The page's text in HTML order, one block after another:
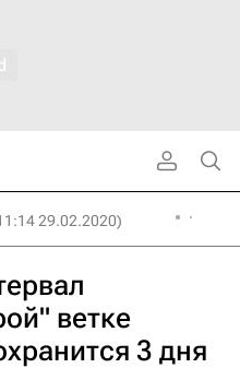
29.02.2020)
ветке
3 дня